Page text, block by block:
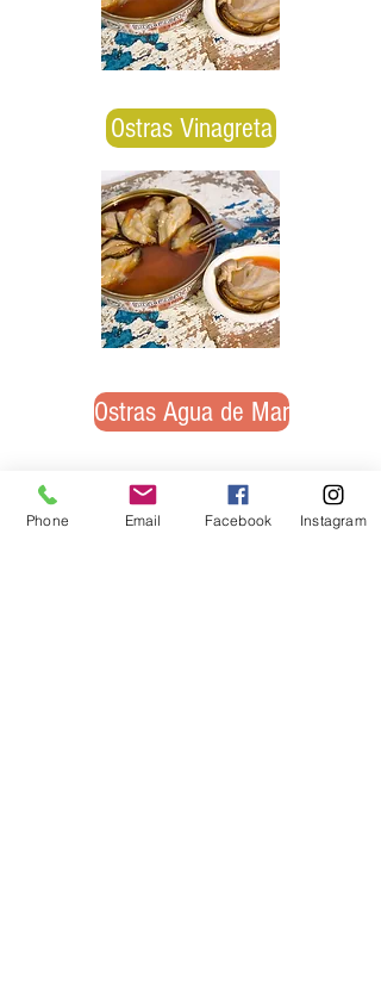
Ostras Vinagreta
Ostras Agua de Mar
Phone Email Facebook Instagram